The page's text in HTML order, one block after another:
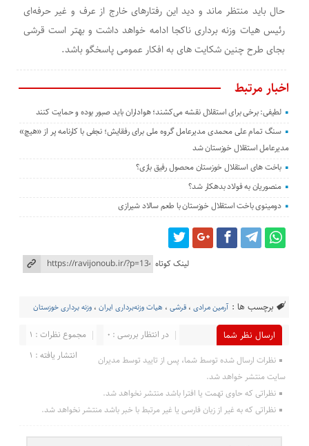
حال باید منتظر ماند و دید این رفتارهای خارج از عرف و غیر حرفه‌ای
رئیس هیات وزنه برداری ناکجا ادامه خواهد داشت و بهتر است قرشی
بجای طرح چنین شکایت های به افکار عمومی پاسخگو باشد.
اخبار مرتبط
لطیفی: برخی برای استقلال نقشه می‌کشند؛ هواداران باید صبور بوده و حمایت کنند
سنگ تمام علی محمدی مدیرعامل گروه ملی برای رفقایش؛ نجفی با کارنامه پر از «هیچ»
مدیرعامل استقلال خوزستان شد
باخت های استقلال خوزستان محصول رفیق بازی؟
منصوریان به فولاد بدهکار شد؟
دومینوی باخت استقلال خوزستان با طعم سالاد شیرازی
لینک کوتاه
برچسب ها : آرمین مرادی ،قرشی ، هیات وزنه‌برداری ایران ،وزنه برداری خوزستان
ارسال نظر شما مجموع نظرات : 1
در انتظار بررسی : 0
انتشار یافته : 1
نظرات ارسال شده توسط شما، پس از تایید توسط مدیران
سایت منتشر خواهد شد.
نظراتی که حاوی تهمت یا افترا باشد منتشر نخواهد شد.
نظراتی که به غیر از زبان فارسی یا غیر مرتبط با خبر باشد منتشر نخواهد شد.